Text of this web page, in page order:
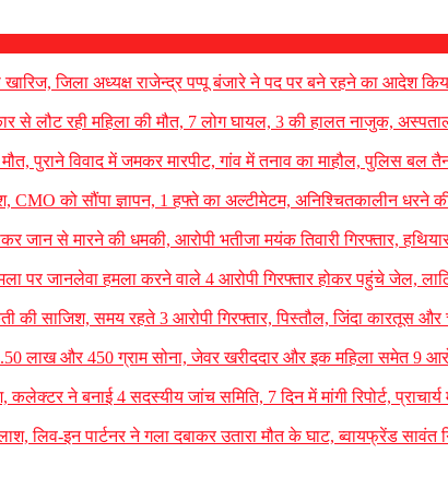
खारिज, जिला अध्यक्ष राजेन्द्र पप्पू बंजारे ने पद पर बने रहने का आदेश
लौट रही महिला की मौत, 7 लोग घायल, 3 की हालत नाजुक, अस्पताल
पुराने विवाद में जमकर मारपीट, गांव में तनाव का माहौल, पुलिस बल
को सौंपा ज्ञापन, 1 हफ्ते का अल्टीमेटम, अनिश्चितकालीन धरने
जान से मारने की धमकी, आरोपी भतीजा मयंक तिवारी गिरफ्तार,
पर जानलेवा हमला करने वाले 4 आरोपी गिरफ्तार होकर पहुंचे जेल,
साजिश, समय रहते 3 आरोपी गिरफ्तार, पिस्तौल, जिंदा कारतूस और
लाख और 450 ग्राम सोना, जेवर खरीददार और इक महिला समेत 9
ने बनाई 4 सदस्यीय जांच समिति, 7 दिन में मांगी रिपोर्ट,
लिव-इन पार्टनर ने गला दबाकर उतारा मौत के घाट, ब्वायफ्रेंड सावंत